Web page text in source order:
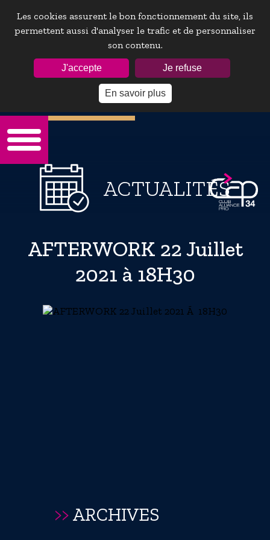
Les cookies assurent le bon fonctionnement du site, ils
permettent aussi d'analyser le trafic et de personnaliser
son contenu.
J'accepte Je refuse
En savoir plus
Mot de passe oublie ?
ACTUALITÉS
AFTERWORK 22 Juillet
2021 à 18H30
>>ARCHIVES